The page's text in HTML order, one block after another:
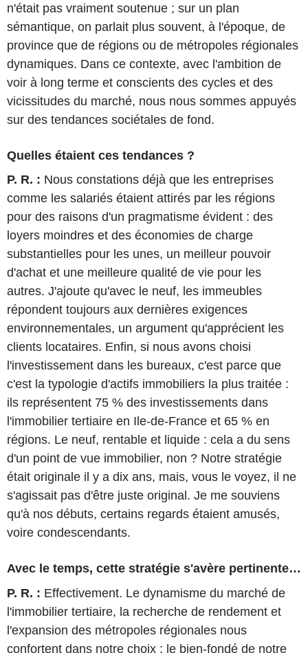
n'était pas vraiment soutenue ; sur un plan
sémantique, on parlait plus souvent, à l'époque, de
province que de régions ou de métropoles régionales
dynamiques. Dans ce contexte, avec l'ambition de
voir à long terme et conscients des cycles et des
vicissitudes du marché, nous nous sommes appuyés
sur des tendances sociétales de fond.
Quelles étaient ces tendances ?
P. R. : Nous constations déjà que les entreprises
comme les salariés étaient attirés par les régions
pour des raisons d'un pragmatisme évident : des
loyers moindres et des économies de charge
substantielles pour les unes, un meilleur pouvoir
d'achat et une meilleure qualité de vie pour les
autres. J'ajoute qu'avec le neuf, les immeubles
répondent toujours aux dernières exigences
environnementales, un argument qu'apprécient les
clients locataires. Enfin, si nous avons choisi
l'investissement dans les bureaux, c'est parce que
c'est la typologie d'actifs immobiliers la plus traitée :
ils représentent 75 % des investissements dans
l'immobilier tertiaire en Ile-de-France et 65 % en
régions. Le neuf, rentable et liquide : cela a du sens
d'un point de vue immobilier, non ? Notre stratégie
était originale il y a dix ans, mais, vous le voyez, il ne
s'agissait pas d'être juste original. Je me souviens
qu'à nos débuts, certains regards étaient amusés,
voire condescendants.
Avec le temps, cette stratégie s'avère pertinente…
P. R. : Effectivement. Le dynamisme du marché de
l'immobilier tertiaire, la recherche de rendement et
l'expansion des métropoles régionales nous
confortent dans notre choix ; le bien-fondé de notre